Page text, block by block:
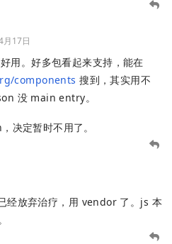
月17日
用。好多包看起来支持，能在
components 搜到，其实用不
没 main entry。
决定暂时不用了。
经放弃治疗，用 vendor 了。js 本